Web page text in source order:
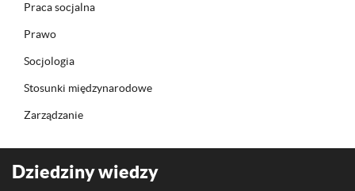
Praca socjalna
Prawo
Socjologia
Stosunki międzynarodowe
Zarządzanie
Dziedziny wiedzy